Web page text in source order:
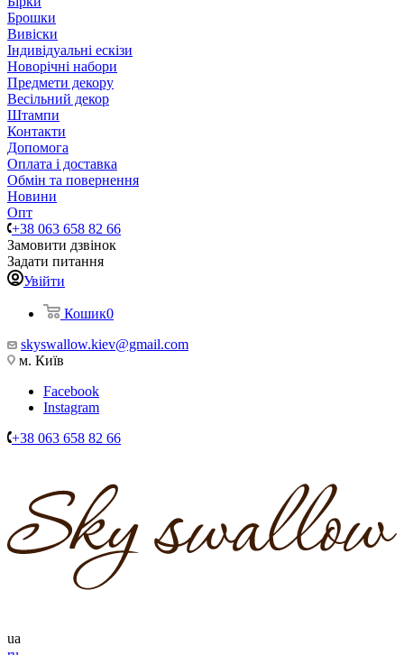
Брошки
Вивіски
Індивідуальні ескізи
Новорічні набори
Предмети декору
Весільний декор
Штампи
Контакти
Допомога
Оплата і доставка
Обмін та повернення
Новини
Опт
+38 063 658 82 66
Замовити дзвінок
Задати питання
Увійти
Кошик0
skyswallow.kiev@gmail.com
м. Київ
Facebook
Instagram
+38 063 658 82 66
ua